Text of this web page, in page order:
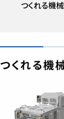
つくれる機
つくれる機